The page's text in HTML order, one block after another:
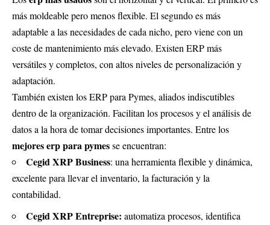
más moldeable pero menos flexible. El segundo es más
adaptable a las necesidades de cada nicho, pero viene con un
coste de mantenimiento más elevado. Existen ERP más
versátiles y completos, con altos niveles de personalización y
adaptación.
También existen los ERP para Pymes, aliados indiscutibles
dentro de la organización. Facilitan los procesos y el análisis de
datos a la hora de tomar decisiones importantes. Entre los
mejores erp para pymesse encuentran:
Cegid XRP Business: una herramienta flexible y dinámica,
excelente para llevar el inventario, la facturación y la
contabilidad.
Cegid XRP Entreprise: automatiza procesos, identifica